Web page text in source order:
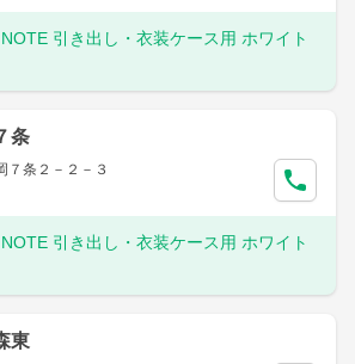
引き出し・衣装ケース用 ホワイト
条
７条２－２－３
引き出し・衣装ケース用 ホワイト
東